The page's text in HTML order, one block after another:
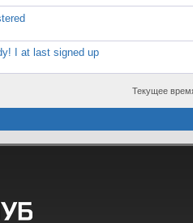
I at last signed up
Текущее